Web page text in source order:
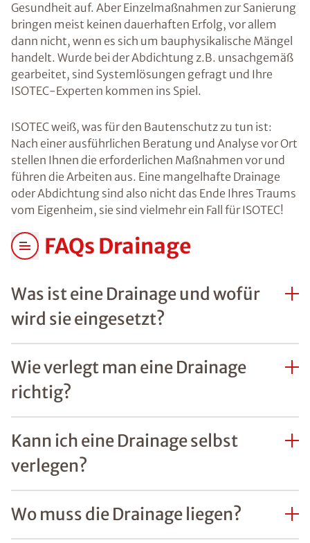
Gesundheit auf. Aber Einzelmaßnahmen zur Sanierung
bringen meist keinen dauerhaften Erfolg, vor allem
dann nicht, wenn es sich um bauphysikalische Mängel
handelt. Wurde bei der Abdichtung z.B. unsachgemäß
gearbeitet, sind Systemlösungen gefragt und Ihre
ISOTEC-Experten kommen ins Spiel.
ISOTEC weiß, was für den Bautenschutz zu tun ist:
Nach einer ausführlichen Beratung und Analyse vor Ort
stellen Ihnen die erforderlichen Maßnahmen vor und
führen die Arbeiten aus. Eine mangelhafte Drainage
oder Abdichtung sind also nicht das Ende Ihres Traums
vom Eigenheim, sie sind vielmehr ein Fall für ISOTEC!
FAQs Drainage
Was ist eine Drainage und wofür
wird sie eingesetzt?
Wie verlegt man eine Drainage
richtig?
Kann ich eine Drainage selbst
verlegen?
Wo muss die Drainage liegen?